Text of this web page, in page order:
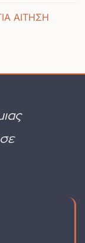
ΑΙΤΗΣΗ